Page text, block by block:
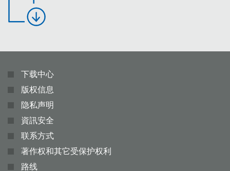
下载中心
版权信息
隐私声明
資訊安全
联系方式
著作权和其它受保护权利
路线